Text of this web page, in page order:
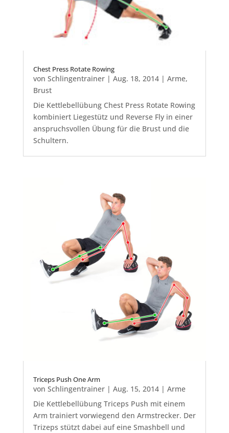
Chest Press Rotate Rowing
von Schlingentrainer| Aug. 18, 2014| Arme,
Brust
Die Kettlebellübung Chest Press Rotate Rowing
kombiniert Liegestütz und Reverse Fly in einer
anspruchsvollen Übung für die Brust und die
Schultern.
Triceps Push One Arm
von Schlingentrainer| Aug. 15, 2014| Arme
Die Kettlebellübung Triceps Push mit einem
Arm trainiert vorwiegend den Armstrecker. Der
Trizeps stützt dabei auf eine Smashbell und